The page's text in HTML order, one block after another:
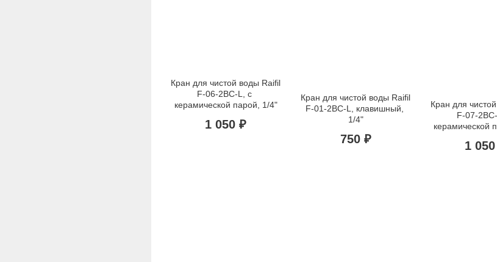
Кран для чистой воды Raifil
F-06-2BC-L, с
керамической парой, 1/4"
1 050 ₽
Кран для чистой воды Raifil
F-01-2BC-L, клавишный,
1/4"
750 ₽
Кран для
F-07-
керамической
1